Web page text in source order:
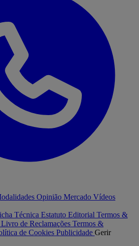
Opinião Mercado Vídeos
Técnica Estatuto Editorial Termos &
Livro de Reclamações Termos &
de Cookies Publicidade Gerir